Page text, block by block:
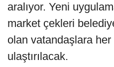
aralıyor. Yeni
market çekleri
olan vatandaşlara
ulaştırılacak.